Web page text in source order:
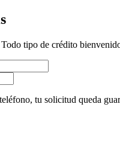
tipo de crédito
tu solicitud queda